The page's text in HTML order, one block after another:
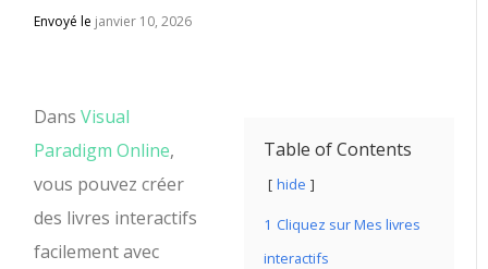
Envoyé le janvier 10, 2026
Table of Contents
hide
1 Cliquez sur Mes livres
interactifs
DansVisual
Paradigm Online,
vous pouvez créer
des livres interactifs
facilement avec